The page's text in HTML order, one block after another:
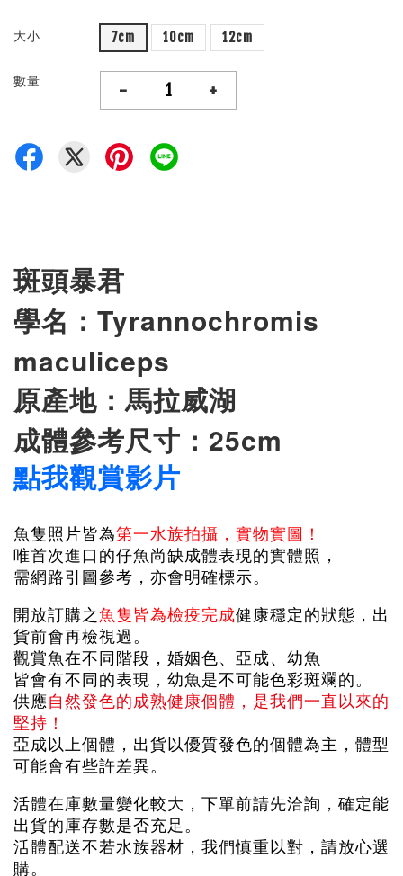
大小 7cm 10cm 12cm
數量 - +
斑頭暴君
學名： Tyrannochromis
maculiceps
原產地：馬拉威湖
成體參考尺寸：25cm
點我觀賞影片
魚隻照片皆為第一水族拍攝，實物實圖！
唯首次進口的仔魚尚缺成體表現的實體照，
需網路引圖參考，亦會明確標示。
開放訂購之 魚隻皆為檢疫完成健康穩定的狀態，出
貨前會再檢視過。
觀賞魚在不同階段，婚姻色、亞成、幼魚
皆會有不同的表現，幼魚是不可能色彩斑斕的。
供應 自然發色的成熟健康個體，是我們一直以來的
堅持！
亞成以上個體，出貨以優質發色的個體為主，體型
可能會有些許差異。
活體在庫數量變化較大，下單前請先洽詢，確定能
出貨的庫存數是否充足。
活體配送不若水族器材，我們慎重以對，請放心選
購。